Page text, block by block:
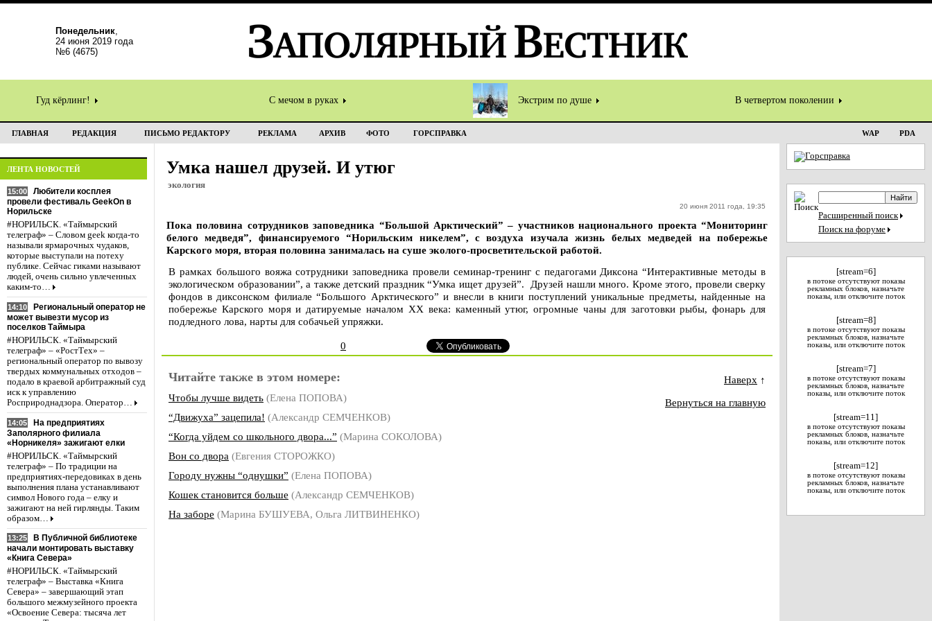
Понедельник,
24 июня 2019 года
№6 (4675)
Гуд кёрлинг! С мечом в руках Экстрим по душе В четвертом поколении
ГЛАВНАЯ РЕДАКЦИЯ ПИСЬМО РЕДАКТОРУ РЕКЛАМА АРХИВ ФОТО ГОРСПРАВКА WAP PDA
ЛЕНТА НОВОСТЕЙ
15:00
Любители косплея
провели фестиваль GeekOn в
Норильске
#НОРИЛЬСК. «Таймырский
телеграф» – Словом geek когда-то
называли ярмарочных чудаков,
которые выступали на потеху
публике. Сейчас гиками называют
людей, очень сильно увлеченных
каким-то…
14:10
Региональный оператор не
может вывезти мусор из
поселков Таймыра
#НОРИЛЬСК. «Таймырский
телеграф» – «РостТех» –
региональный оператор по вывозу
твердых коммунальных отходов –
подало в краевой арбитражный суд
иск к управлению
Росприроднадзора. Оператор…
14:05
На предприятиях
Заполярного филиала
«Норникеля» зажигают елки
#НОРИЛЬСК. «Таймырский
телеграф» – По традиции на
предприятиях-передовиках в день
выполнения плана устанавливают
символ Нового года – елку и
зажигают на ней гирлянды. Таким
образом…
13:25
В Публичной библиотеке
начали монтировать выставку
«Книга Севера»
#НОРИЛЬСК. «Таймырский
телеграф» – Выставка «Книга
Севера» – завершающий этап
большого межмузейного проекта
«Освоение Севера: тысяча лет
Умка нашел друзей. И утюг
экология
20 июня 2011 года, 19:35
Пока половина сотрудников заповедника “Большой Арктический” – участников национального проекта “Мониторинг
белого медведя”, финансируемого “Норильским никелем”, с воздуха изучала жизнь белых медведей на побережье
Карского моря, вторая половина занималась на суше эколого-просветительской работой.
В рамках большого вояжа сотрудники заповедника провели семинар-тренинг с педагогами Диксона “Интерактивные методы в
экологическом образовании”, а также детский праздник “Умка ищет друзей”. Друзей нашли много. Кроме этого, провели сверку
фондов в диксонском филиале “Большого Арктического” и внесли в книги поступлений уникальные предметы, найденные на
побережье Карского моря и датируемые началом XX века: каменный утюг, огромные чаны для заготовки рыбы, фонарь для
подледного лова, нарты для собачьей упряжки.
0
Читайте также в этом номере:
Чтобы лучше видеть (Елена ПОПОВА)
“Движуха” зацепила! (Александр СЕМЧЕНКОВ)
“Когда уйдем со школьного двора...” (Марина СОКОЛОВА)
Вон со двора (Евгения СТОРОЖКО)
Городу нужны “однушки” (Елена ПОПОВА)
Кошек становится больше (Александр СЕМЧЕНКОВ)
На заборе (Марина БУШУЕВА, Ольга ЛИТВИНЕНКО)
Наверх ↑
Вернуться на главную
Расширенный поиск
Поиск на форуме
[stream=6]
в потоке отсутствуют показы
рекламных блоков, назначьте
показы, или отключите поток
[stream=8]
в потоке отсутствуют показы
рекламных блоков, назначьте
показы, или отключите поток
[stream=7]
в потоке отсутствуют показы
рекламных блоков, назначьте
показы, или отключите поток
[stream=11]
в потоке отсутствуют показы
рекламных блоков, назначьте
показы, или отключите поток
[stream=12]
в потоке отсутствуют показы
рекламных блоков, назначьте
показы, или отключите поток